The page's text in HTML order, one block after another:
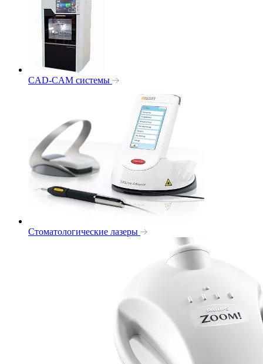
CAD-CAM системы
Стоматологические лазеры